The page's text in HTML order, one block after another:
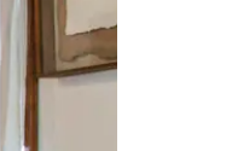
e deslizando o dedo na tela.